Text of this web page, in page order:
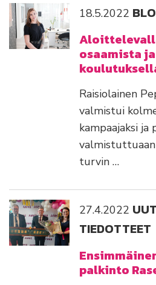
18.5.2022
osaamista
Raisiolainen
valmistui
kampaajaksi
turvin …
27.4.2022
TIEDOTTEET
palkinto